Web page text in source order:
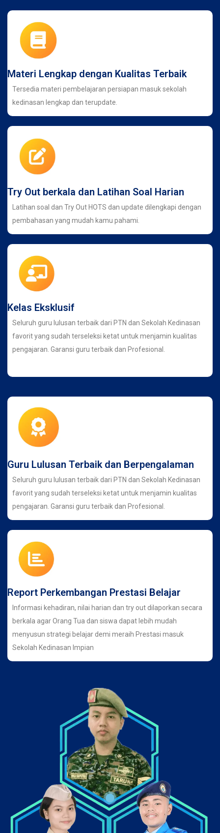
Materi Lengkap dengan Kualitas Terbaik
Tersedia materi pembelajaran persiapan masuk sekolah
kedinasan lengkap dan terupdate.
Try Out berkala dan Latihan Soal Harian
Latihan soal dan Try Out HOTS dan update dilengkapi dengan
pembahasan yang mudah kamu pahami.
Kelas Eksklusif
Seluruh guru lulusan terbaik dari PTN dan Sekolah Kedinasan
favorit yang sudah terseleksi ketat untuk menjamin kualitas
pengajaran. Garansi guru terbaik dan Profesional.
Guru Lulusan Terbaik dan Berpengalaman
Seluruh guru lulusan terbaik dari PTN dan Sekolah Kedinasan
favorit yang sudah terseleksi ketat untuk menjamin kualitas
pengajaran. Garansi guru terbaik dan Profesional.
Report Perkembangan Prestasi Belajar
Informasi kehadiran, nilai harian dan try out dilaporkan secara
berkala agar Orang Tua dan siswa dapat lebih mudah
menyusun strategi belajar demi meraih Prestasi masuk
Sekolah Kedinasan Impian